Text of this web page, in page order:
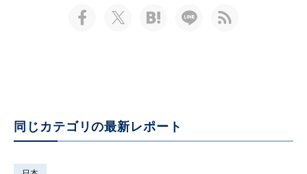
同じカテゴリの最新レポート